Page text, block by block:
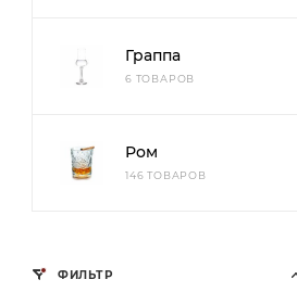
Граппа
6 ТОВАРОВ
Ром
146 ТОВАРОВ
ФИЛЬТР